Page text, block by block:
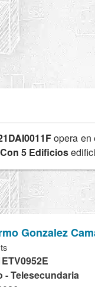
opera en
Con 5 Edificios
Gonzalez
- Telesecundaria